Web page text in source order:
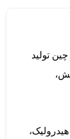
چین تولید